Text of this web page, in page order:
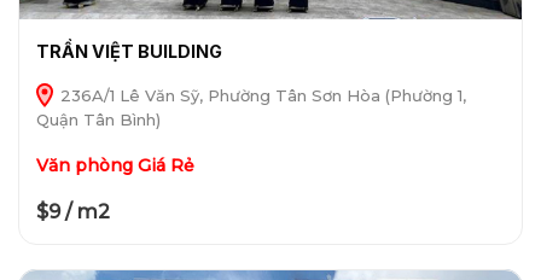
TRẦN VIỆT BUILDING
236A/1 Lê Văn Sỹ, Phường Tân Sơn Hòa (Phường 1,
Quận Tân Bình)
Văn phòng Giá Rẻ
$9 / m2